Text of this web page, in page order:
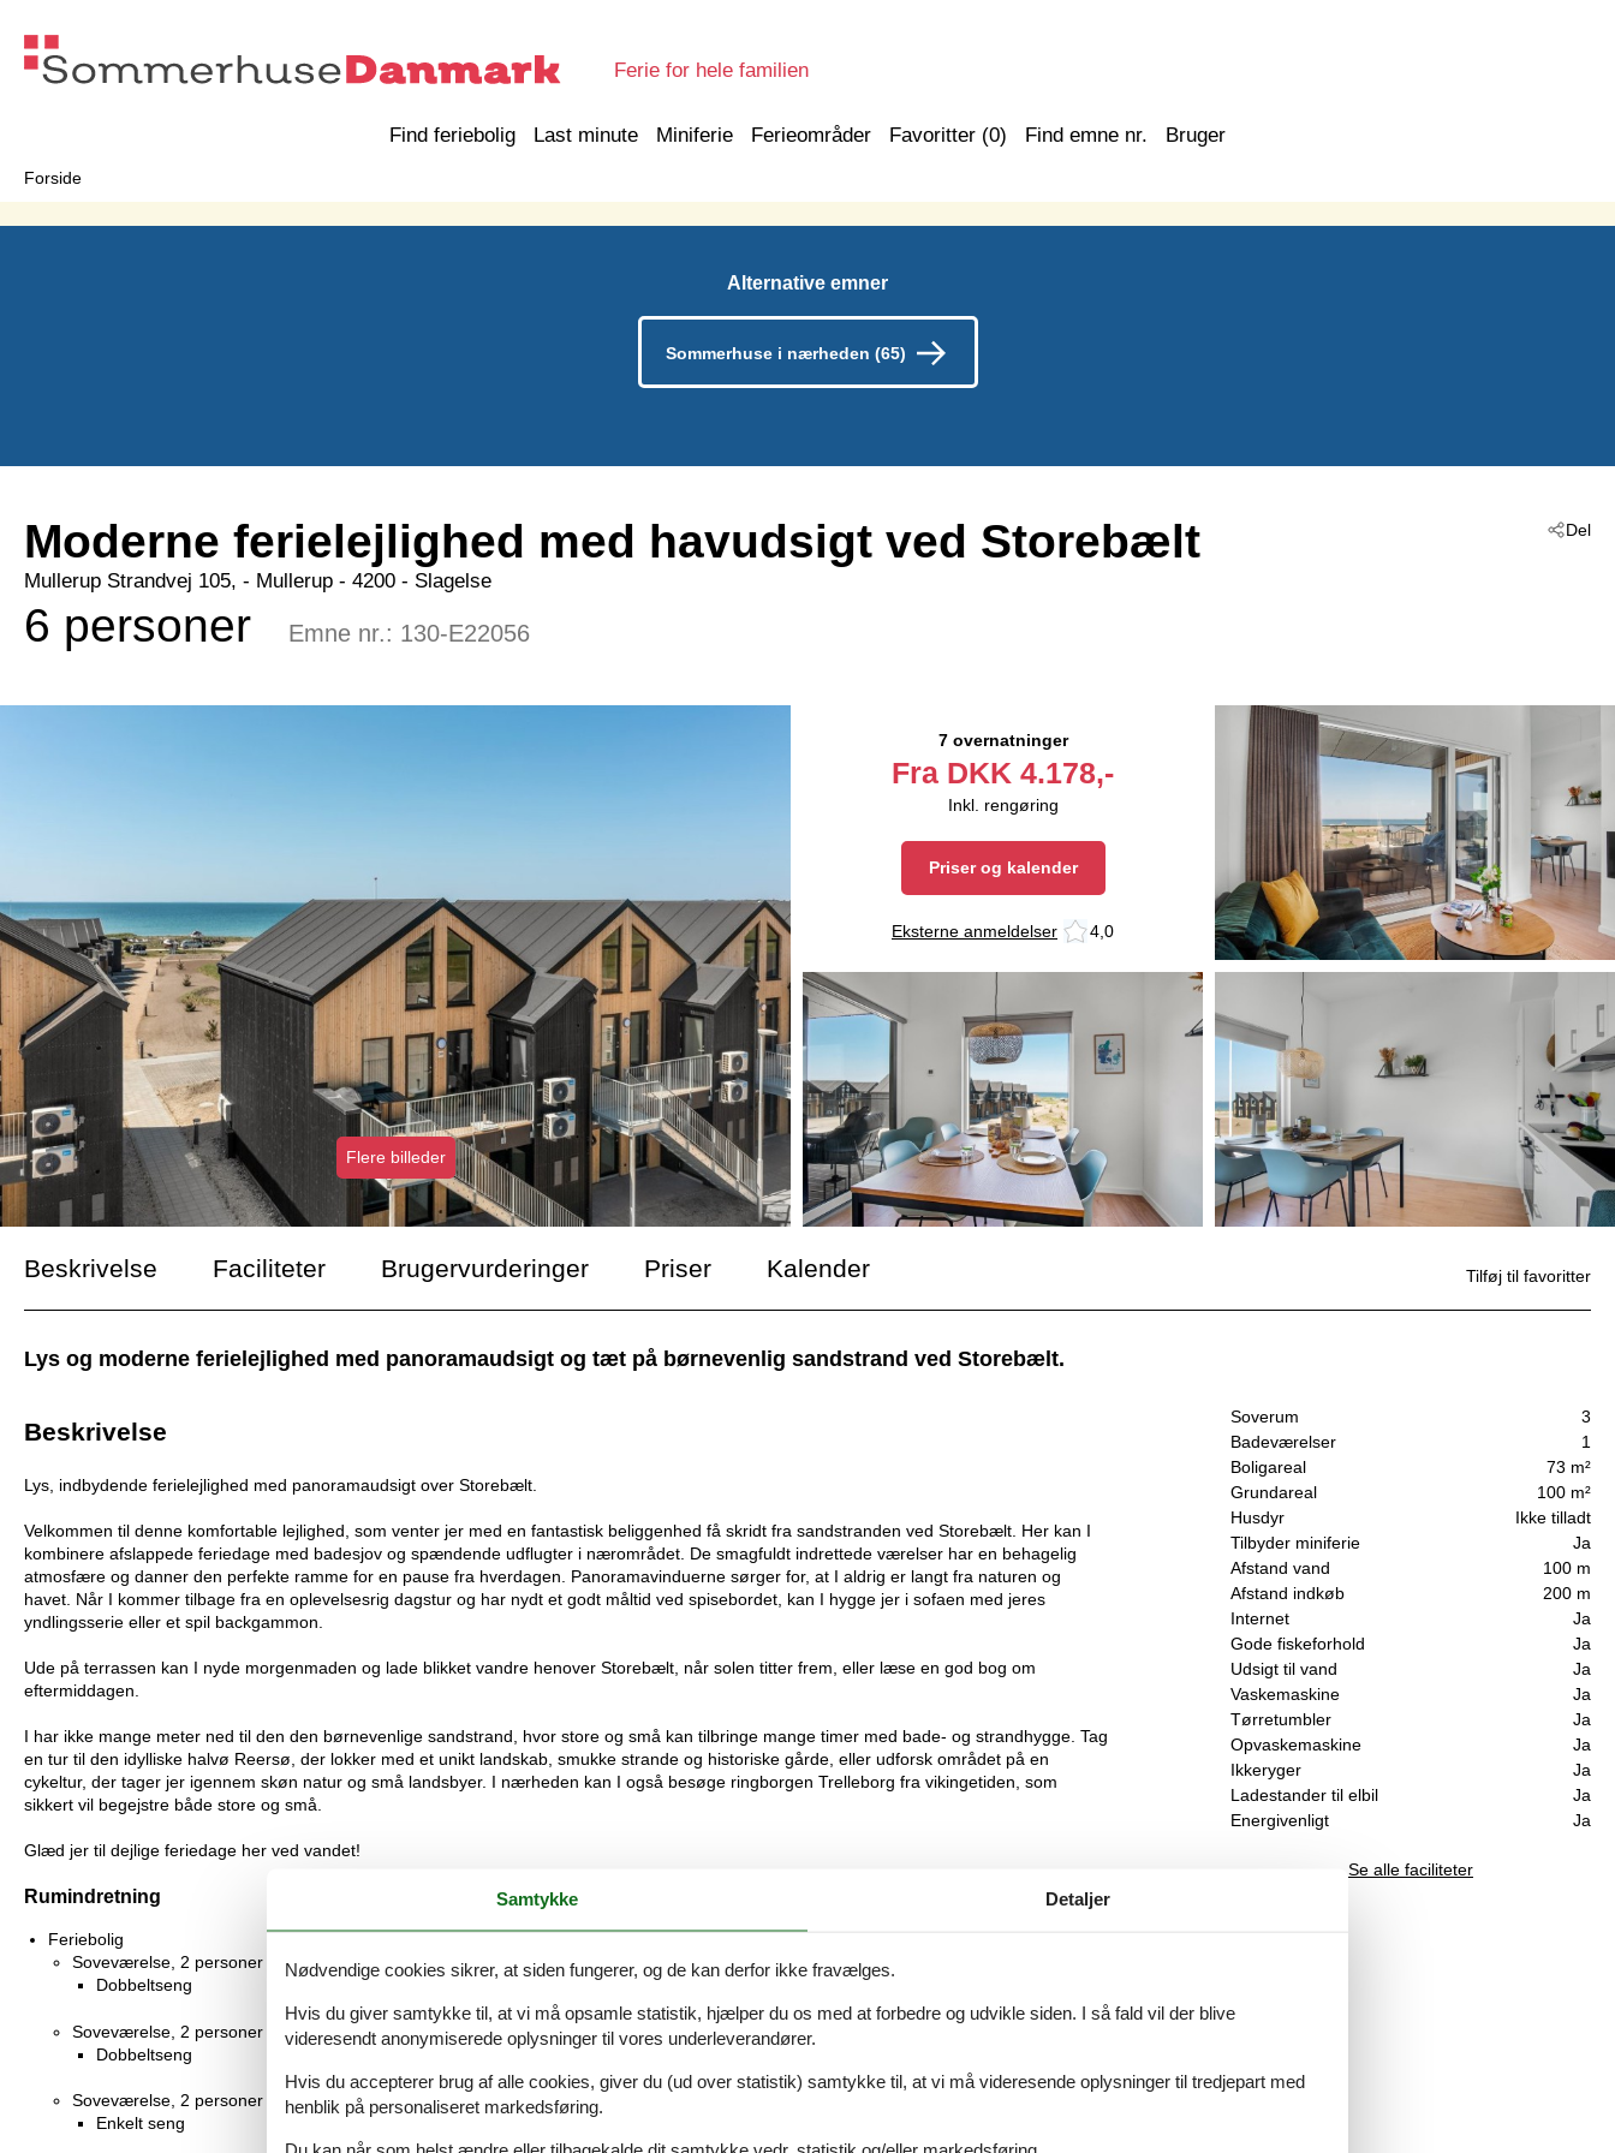
Ferie for hele familien
Find feriebolig Last minute Miniferie Ferieområder Favoritter (0) Find emne nr. Bruger
Forside
Alternative emner
Sommerhuse i nærheden (65)
Del
Moderne ferielejlighed med havudsigt ved Storebælt
Mullerup Strandvej 105, - Mullerup - 4200 - Slagelse
6 personer Emne nr.: 130-E22056
Flere billeder
7 overnatninger
Fra DKK 4.178,-
Inkl. rengøring
Priser og kalender
Eksterne anmeldelser 4,0
Beskrivelse Faciliteter Brugervurderinger Priser Kalender
Lys og moderne ferielejlighed med panoramaudsigt og tæt på børnevenlig sandstrand ved Storebælt.
Soverum
3
Badeværelser
1
Boligareal
73 m²
Grundareal
100 m²
Husdyr
Ikke tilladt
Tilbyder miniferie
Ja
Afstand vand
100 m
Afstand indkøb
200 m
Internet
Ja
Gode fiskeforhold
Ja
Udsigt til vand
Ja
Vaskemaskine
Ja
Tørretumbler
Ja
Opvaskemaskine
Ja
Ikkeryger
Ja
Ladestander til elbil
Ja
Energivenligt
Ja
Se alle faciliteter
Tilføj til favoritter
Beskrivelse
Lys, indbydende ferielejlighed med panoramaudsigt over Storebælt.
Velkommen til denne komfortable lejlighed, som venter jer med en fantastisk beliggenhed få skridt fra sandstranden ved Storebælt. Her kan I
kombinere afslappede feriedage med badesjov og spændende udflugter i nærområdet. De smagfuldt indrettede værelser har en behagelig
atmosfære og danner den perfekte ramme for en pause fra hverdagen. Panoramavinduerne sørger for, at I aldrig er langt fra naturen og
havet. Når I kommer tilbage fra en oplevelsesrig dagstur og har nydt et godt måltid ved spisebordet, kan I hygge jer i sofaen med jeres
yndlingsserie eller et spil backgammon.
Ude på terrassen kan I nyde morgenmaden og lade blikket vandre henover Storebælt, når solen titter frem, eller læse en god bog om
eftermiddagen.
I har ikke mange meter ned til den den børnevenlige sandstrand, hvor store og små kan tilbringe mange timer med bade- og strandhygge. Tag
en tur til den idylliske halvø Reersø, der lokker med et unikt landskab, smukke strande og historiske gårde, eller udforsk området på en
cykeltur, der tager jer igennem skøn natur og små landsbyer. I nærheden kan I også besøge ringborgen Trelleborg fra vikingetiden, som
sikkert vil begejstre både store og små.
Glæd jer til dejlige feriedage her ved vandet!
Rumindretning
Feriebolig
Soveværelse, 2 personer
Dobbeltseng
Soveværelse, 2 personer
Dobbeltseng
Soveværelse, 2 personer
Enkelt seng
Samtykke Detaljer
Nødvendige cookies sikrer, at siden fungerer, og de kan derfor ikke fravælges.
Hvis du giver samtykke til, at vi må opsamle statistik, hjælper du os med at forbedre og udvikle siden. I så fald vil der blive
videresendt anonymiserede oplysninger til vores underleverandører.
Hvis du accepterer brug af alle cookies, giver du (ud over statistik) samtykke til, at vi må videresende oplysninger til tredjepart med
henblik på personaliseret markedsføring.